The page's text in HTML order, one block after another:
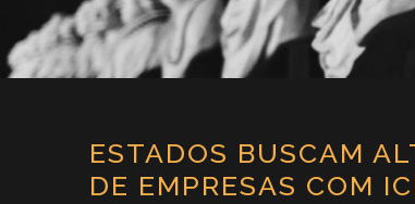
ESTADOS BUSCAM
DE EMPRESAS COM